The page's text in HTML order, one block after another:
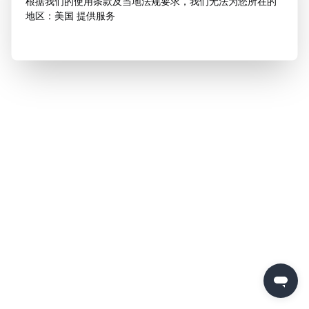
地区：美国 提供服务